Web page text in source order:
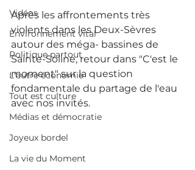
Vidéos
Environnement vital
Politique partout
L'autre économie
Tout est culture
Médias et démocratie
Joyeux bordel
La vie du Moment
Après les affrontements très
violents dans les Deux-Sèvres
autour des méga- bassines de
Sainte-Soline, retour dans "C'est le
moment" sur la question
fondamentale du partage de l'eau
avec nos invités.